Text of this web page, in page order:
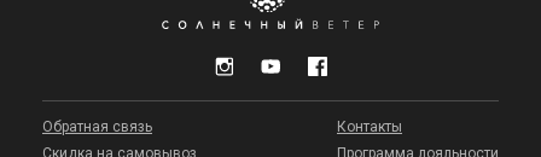
Обратная связь
Скидка на самовывоз
Контакты
Программа лояльности